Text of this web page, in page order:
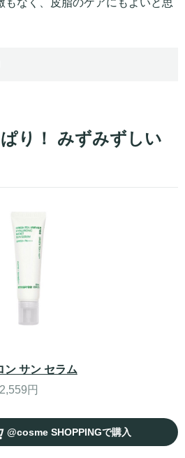
り！ みずみずしい
ン サン セラム
円
@cosme SHOPPINGで購入